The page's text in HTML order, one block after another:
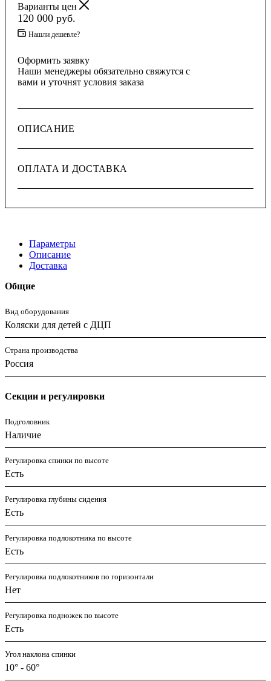
Варианты цен
120 000 руб.
Нашли дешевле?
Оформить заявку
Наши менеджеры обязательно свяжутся с
вами и уточнят условия заказа
ОПИСАНИЕ
ОПЛАТА И ДОСТАВКА
Параметры
Описание
Доставка
Общие
Вид оборудования
Коляски для детей с ДЦП
Страна производства
Россия
Секции и регулировки
Подголовник
Наличие
Регулировка спинки по высоте
Есть
Регулировка глубины сидения
Есть
Регулировка подлокотника по высоте
Есть
Регулировка подлокотников по горизонтали
Нет
Регулировка подножек по высоте
Есть
Угол наклона спинки
10° - 60°